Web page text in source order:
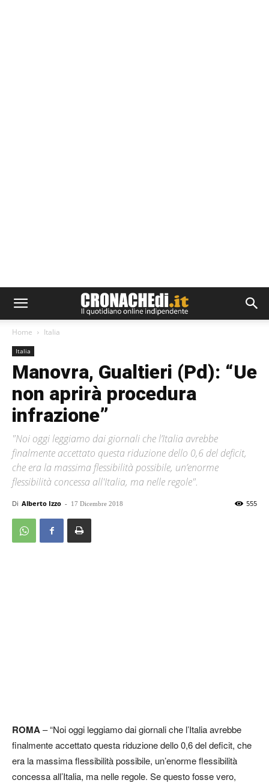
Home Italia
Italia
Manovra, Gualtieri (Pd): “Ue
non aprirà procedura
infrazione”
"Noi oggi leggiamo dai giornali che l’Italia avrebbe
finalmente accettato questa riduzione dello 0,6 del deficit,
che era la massima flessibilità possibile, un’enorme
flessibilità concessa all'Italia, ma nelle regole".
Di Alberto Izzo - 17 Dicembre 2018 555
ROMA– “Noi oggi leggiamo dai giornali che l’Italia avrebbe
finalmente accettato questa riduzione dello 0,6 del deficit, che
era la massima flessibilità possibile, un’enorme flessibilità
concessa all’Italia, ma nelle regole. Se questo fosse vero,